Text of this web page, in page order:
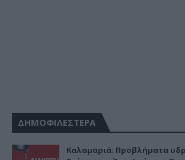
ΔΗΜΟΦΙΛΕΣΤΕΡΑ
Καλαμαριά: Προβλήματα